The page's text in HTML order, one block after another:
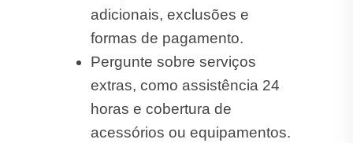
adicionais, exclusões e
formas de pagamento.
Pergunte sobre serviços
extras, como assistência 24
horas e cobertura de
acessórios ou equipamentos.